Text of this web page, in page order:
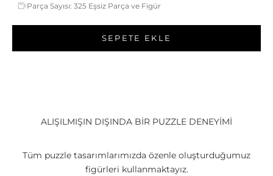
Parça Sayısı: 325 Eşsiz Parça ve Figür
SEPETE EKLE
ALIŞILMIŞIN DIŞINDA BİR PUZZLE DENEYİMİ
Tüm puzzle tasarımlarımızda özenle oluşturduğumuz
figürleri kullanmaktayız.